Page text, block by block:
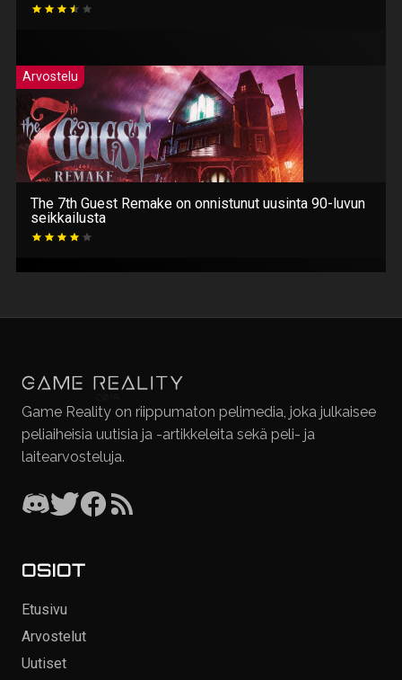
Arvostelu
The 7th Guest Remake on onnistunut uusinta 90-luvun
seikkailusta
Game Reality on riippumaton pelimedia, joka julkaisee
peliaiheisia uutisia ja -artikkeleita sekä peli- ja
laitearvosteluja.
OSIOT
Etusivu
Arvostelut
Uutiset